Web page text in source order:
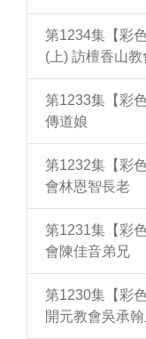
第1234集【彩
(上) 訪檀香山
第1233集【彩
傳道娘
第1232集【彩
會林恩智長老
第1231集【彩
會陳佳音弟兄
第1230集【彩
開元教會吳承